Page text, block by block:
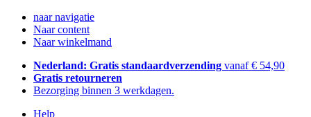
naar navigatie
Naar content
Naar winkelmand
Nederland: Gratis standaardverzending vanaf € 54,90
Gratis retourneren
Bezorging binnen 3 werkdagen.
Help